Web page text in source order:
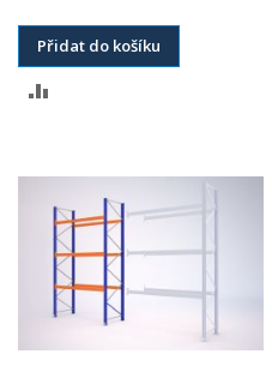
Přidat do košíku
POROVNÁNÍ